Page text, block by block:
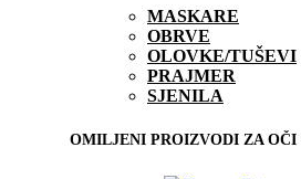
MASKARE
OBRVE
OLOVKE/TUŠEVI
PRAJMER
SJENILA
OMILJENI PROIZVODI ZA OČI